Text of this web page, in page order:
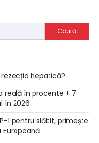
Caută
hepatică?
reală în procente + 7
în 2026
1 pentru slăbit, primește
Europeană